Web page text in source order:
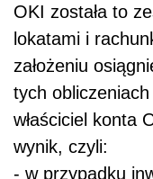
OKI została to
lokatami i
założeniu
tych
właściciel konta
wynik, czyli:
- w przypadku